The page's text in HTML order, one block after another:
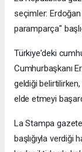
seçimler:
paramparça"
Türkiye'deki
Cumhurbaşkanı
geldiği
elde etmeyi
La Stampa
başlığıyla verdiği